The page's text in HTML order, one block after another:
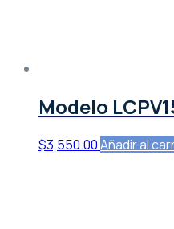
Modelo
$3,550.00Añadir al